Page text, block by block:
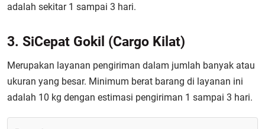
adalah sekitar 1 sampai 3 hari.
3. SiCepat Gokil (Cargo Kilat)
Merupakan layanan pengiriman dalam jumlah banyak atau
ukuran yang besar. Minimum berat barang di layanan ini
adalah 10 kg dengan estimasi pengiriman 1 sampai 3 hari.